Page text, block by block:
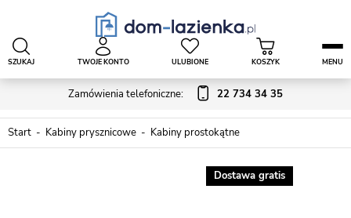
Zamówienia telefoniczne: 22 734 34 35
SZUKAJ TWOJE KONTO ULUBIONE KOSZYK MENU
Start Kabiny prysznicowe Kabiny prostokątne
Dostawa gratis